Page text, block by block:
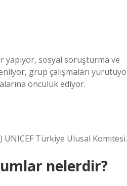
yapıyor, sosyal soruşturma ve
grup çalışmaları
öncülük ediyor.
Türkiye Ulusal Komitesi.
nelerdir?